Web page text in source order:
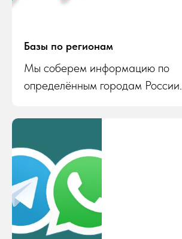
Базы по регионам
Мы соберем информацию по
определённым городам России.